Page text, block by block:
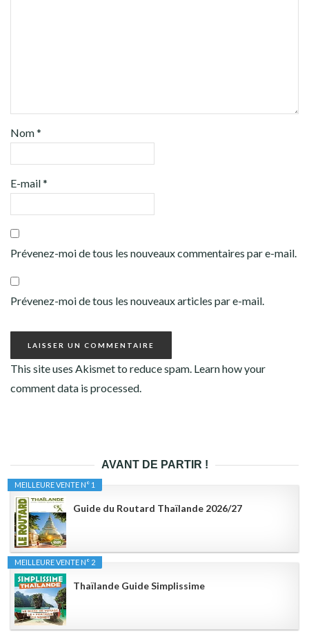
Nom*
E-mail*
Prévenez-moi de tous les nouveaux commentaires par e-mail.
Prévenez-moi de tous les nouveaux articles par e-mail.
This site uses Akismet to reduce spam. Learn how your
comment data is processed.
AVANT DE PARTIR !
MEILLEURE VENTE N° 1
Guide du Routard Thaïlande 2026/27
MEILLEURE VENTE N° 2
Thaïlande Guide Simplissime